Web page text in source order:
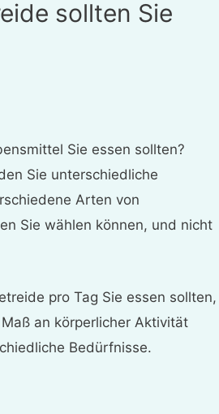
sollten Sie
Sie essen sollten?
Sie unterschiedliche
Arten von
Sie wählen können, und nicht
pro Tag Sie essen sollten,
an körperlicher Aktivität
Bedürfnisse.